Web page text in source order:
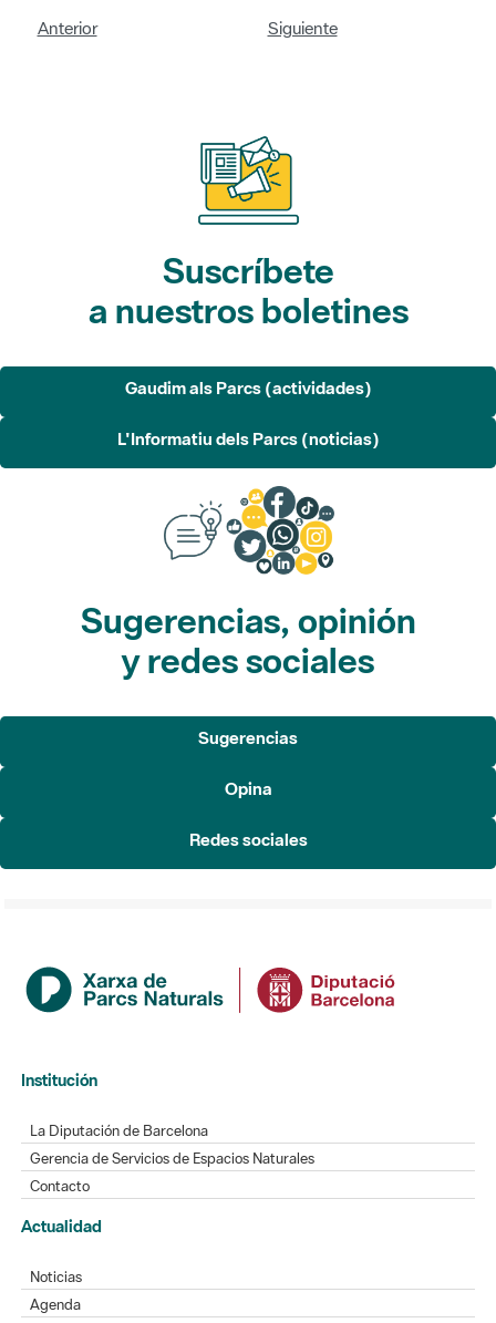
Anterior Siguiente
Suscríbete
a nuestros boletines
Gaudim als Parcs (actividades)
L'Informatiu dels Parcs (noticias)
Sugerencias, opinión
y redes sociales
Sugerencias
Opina
Redes sociales
Institución
La Diputación de Barcelona
Gerencia de Servicios de Espacios Naturales
Contacto
Actualidad
Noticias
Agenda